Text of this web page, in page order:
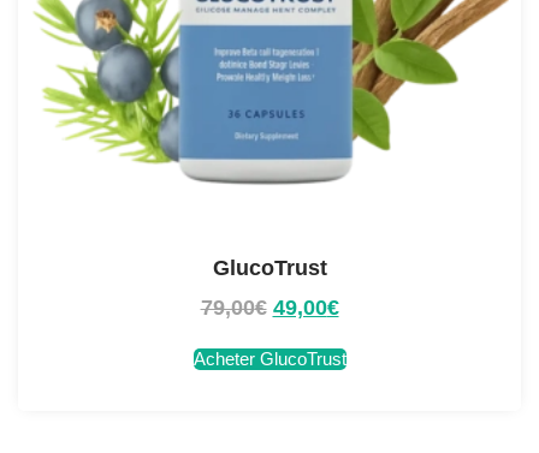
GlucoTrust
79,00€ 49,00€
Acheter GlucoTrust